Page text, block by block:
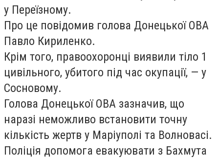
у Переїзному.
Про це повідомив голова Донецької ОВА
Павло Кириленко.
Крім того, правоохоронці виявили тіло 1
цивільного, убитого під час окупації, — у
Сосновому.
Голова Донецької ОВА зазначив, що
наразі неможливо встановити точну
кількість жертв у Маріуполі та Волновасі.
Поліція допомога евакуювати з Бахмута